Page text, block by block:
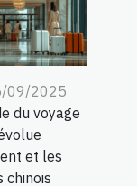
09/2025
du voyage
et les
chinois